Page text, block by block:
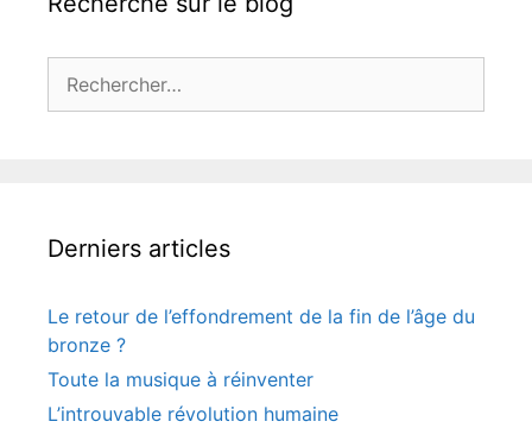
Derniers articles
Le retour de l’effondrement de la fin de l’âge du
bronze ?
Toute la musique à réinventer
L’introuvable révolution humaine